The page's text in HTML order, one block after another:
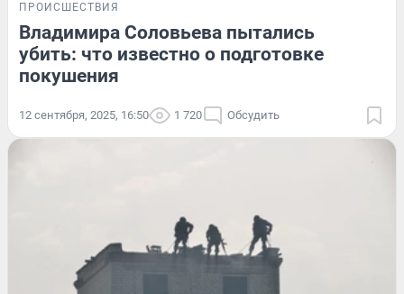
ПРОИСШЕСТВИЯ
Владимира Соловьева пытались
убить: что известно о подготовке
покушения
12 сентября, 2025, 16:50 1 720 Обсудить